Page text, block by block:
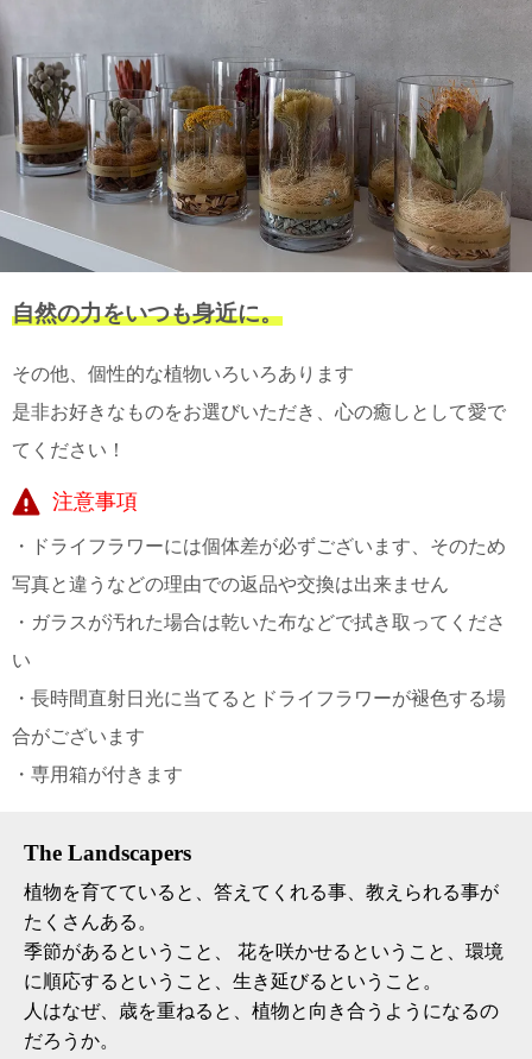
自然の力をいつも身近に。
その他、個性的な植物いろいろあります
是非お好きなものをお選びいただき、心の癒しとして愛で
てください！
注意事項
・ドライフラワーには個体差が必ずございます、そのため
写真と違うなどの理由での返品や交換は出来ません
・ガラスが汚れた場合は乾いた布などで拭き取ってくださ
い
・長時間直射日光に当てるとドライフラワーが褪色する場
合がございます
・専用箱が付きます
The Landscapers
植物を育てていると、答えてくれる事、教えられる事が
たくさんある。
季節があるということ、 花を咲かせるということ、環境
に順応するということ、生き延びるということ。
人はなぜ、歳を重ねると、植物と向き合うようになるの
だろうか。